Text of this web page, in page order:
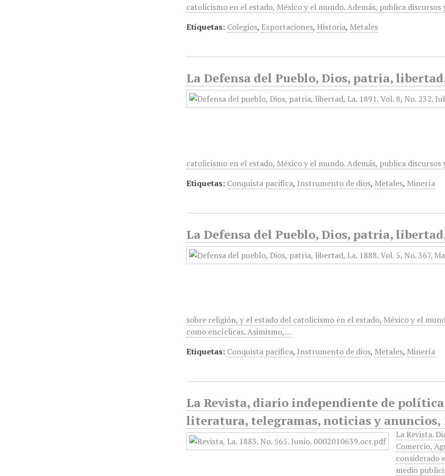
catolicismo en el estado, México y el mundo. Además, publica
Etiquetas: Colegios, Exportaciones, Historia, Metales
La Defensa del Pueblo, Dios, patria,
catolicismo en el estado, México y el mundo. Además, publica
Etiquetas: Conquista pacifica, Instrumento de dios, Metales, Minería
La Defensa del Pueblo, Dios, patria,
sobre religión, y el estado del catolicismo en el estado, México y el
como encíclicas. Asimismo,…
Etiquetas: Conquista pacifica, Instrumento de dios, Metales, Minería
La Revista, diario independiente de
literatura, telegramas, noticias y anuncios,
La Revista.
Comercio,
considerado
medio